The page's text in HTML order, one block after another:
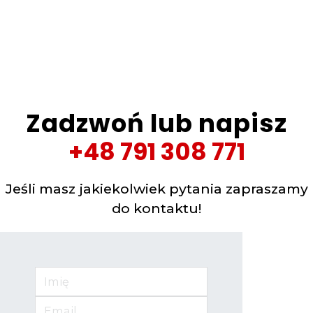
Zadzwoń lub napisz
+48 791 308 771
Jeśli masz jakiekolwiek pytania zapraszamy
do kontaktu!